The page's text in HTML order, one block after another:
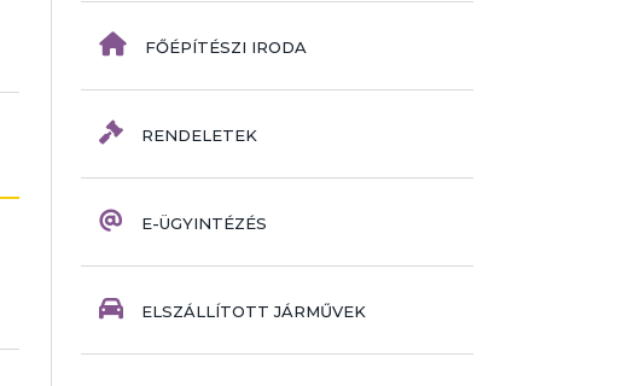
FŐÉPÍTÉSZI IRODA
RENDELETEK
E-ÜGYINTÉZÉS
ELSZÁLLÍTOTT JÁRMŰVEK